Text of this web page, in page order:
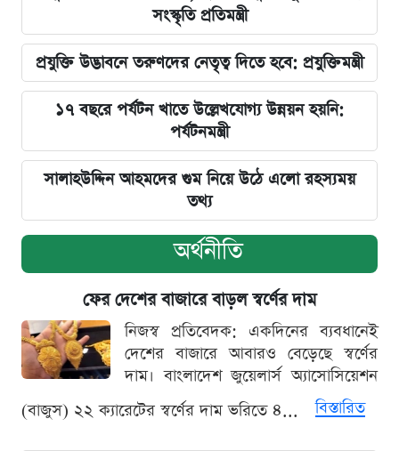
সংস্কৃতি প্রতিমন্ত্রী
প্রযুক্তি উদ্ভাবনে তরুণদের নেতৃত্ব দিতে হবে: প্রযুক্তিমন্ত্রী
১৭ বছরে পর্যটন খাতে উল্লেখযোগ্য উন্নয়ন হয়নি:
পর্যটনমন্ত্রী
সালাহউদ্দিন আহমদের গুম নিয়ে উঠে এলো রহস্যময়
তথ্য
অর্থনীতি
ফের দেশের বাজারে বাড়ল স্বর্ণের দাম
নিজস্ব প্রতিবেদক: একদিনের ব্যবধানেই
দেশের বাজারে আবারও বেড়েছে স্বর্ণের
দাম। বাংলাদেশ জুয়েলার্স অ্যাসোসিয়েশন
(বাজুস) ২২ ক্যারেটের স্বর্ণের দাম ভরিতে ৪...
বিস্তারিত